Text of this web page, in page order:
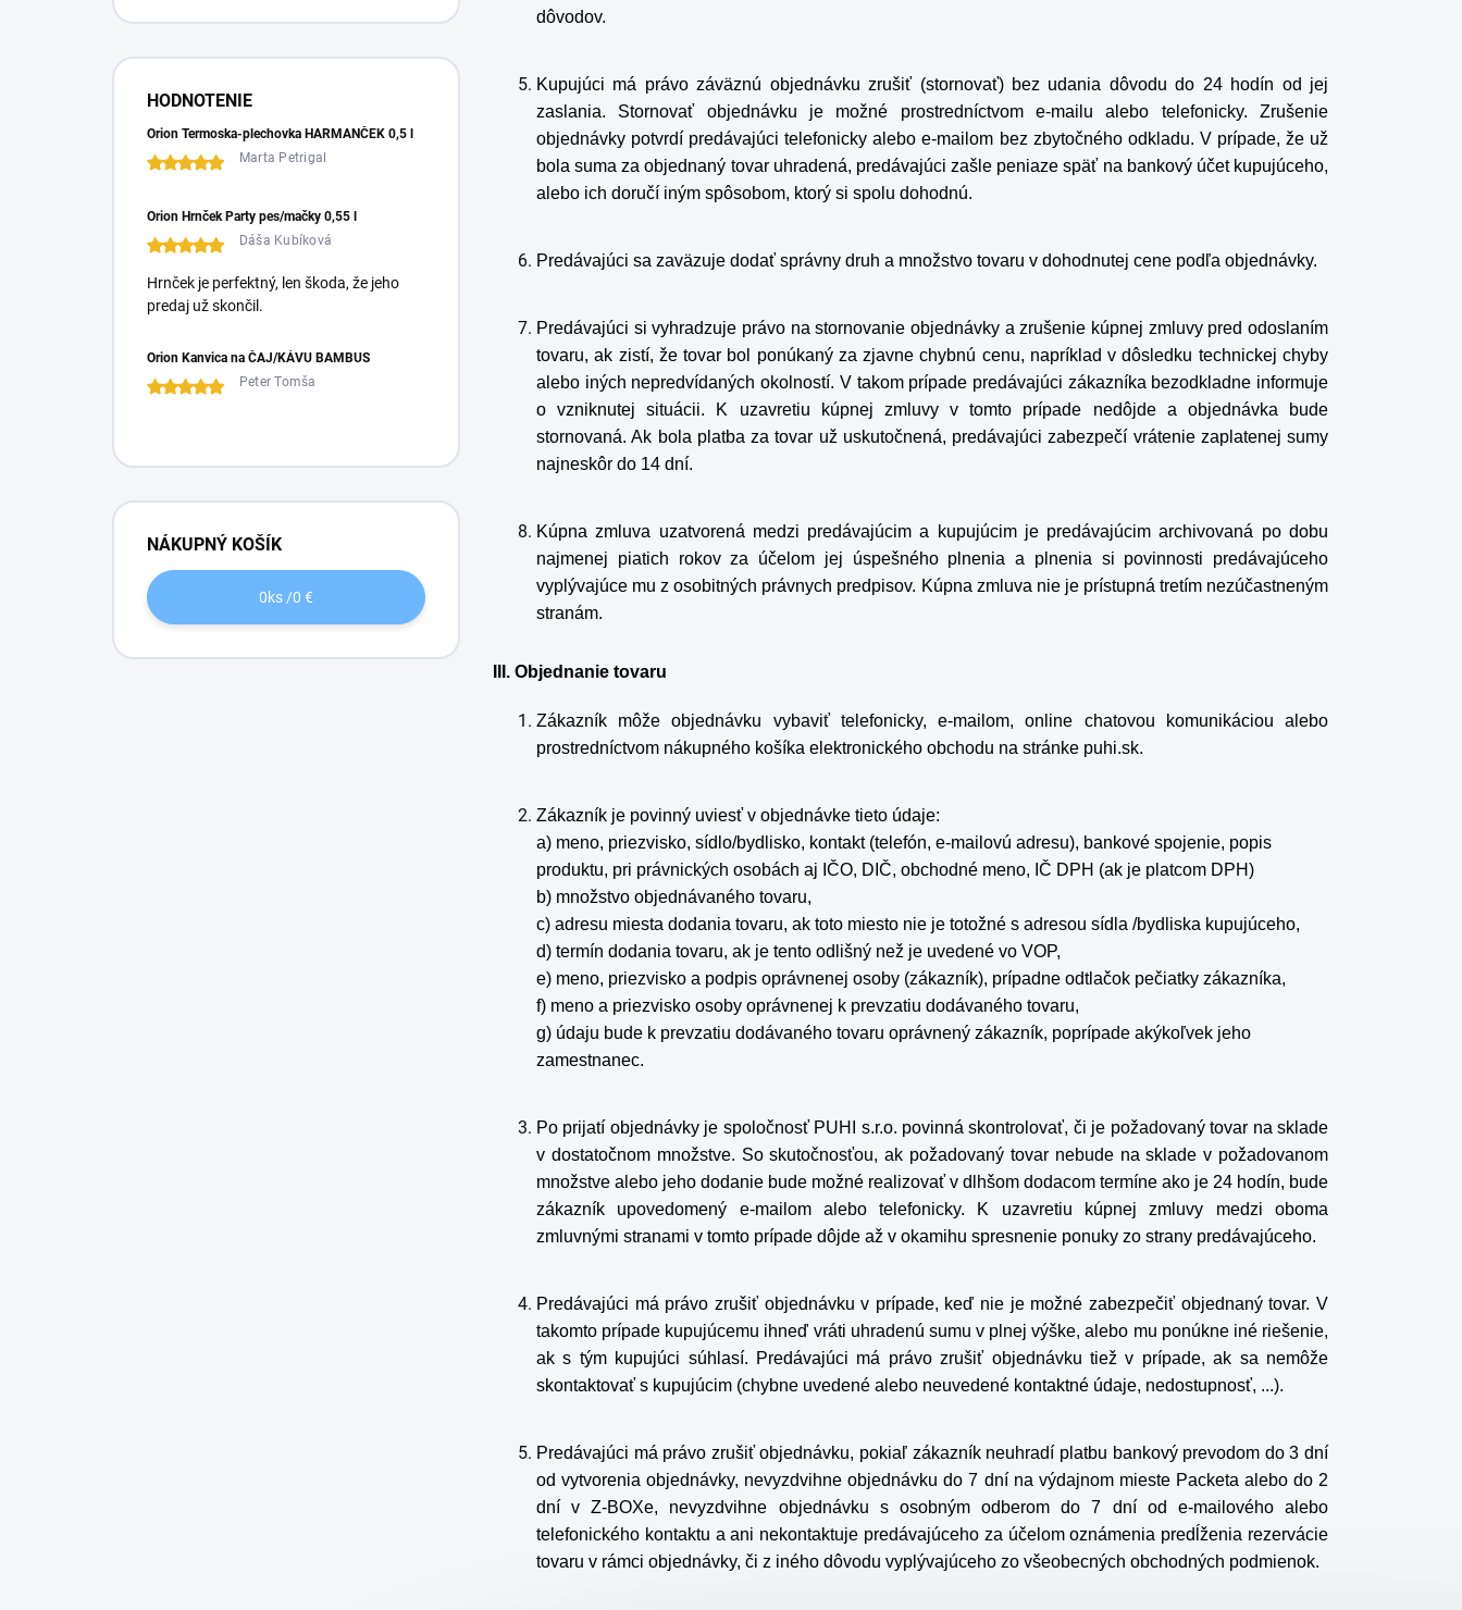
HODNOTENIE
Orion Termoska-plechovka HARMANČEK 0,5 l
Marta Petrigal
Orion Hrnček Party pes/mačky 0,55 l
Dáša Kubíková
Hrnček je perfektný, len škoda, že jeho
predaj už skončil.
Orion Kanvica na ČAJ/KÁVU BAMBUS
Peter Tomša
NÁKUPNÝ KOŠÍK
0ks /0 €
dôvodov.
Kupujúci má právo záväznú objednávku zrušiť (stornovať) bez udania dôvodu do 24 hodín od jej
zaslania. Stornovať objednávku je možné prostredníctvom e-mailu alebo telefonicky. Zrušenie
objednávky potvrdí predávajúci telefonicky alebo e-mailom bez zbytočného odkladu. V prípade, že už
bola suma za objednaný tovar uhradená, predávajúci zašle peniaze späť na bankový účet kupujúceho,
alebo ich doručí iným spôsobom, ktorý si spolu dohodnú.
Predávajúci sa zaväzuje dodať správny druh a množstvo tovaru v dohodnutej cene podľa objednávky.
Predávajúci si vyhradzuje právo na stornovanie objednávky a zrušenie kúpnej zmluvy pred odoslaním
tovaru, ak zistí, že tovar bol ponúkaný za zjavne chybnú cenu, napríklad v dôsledku technickej chyby
alebo iných nepredvídaných okolností. V takom prípade predávajúci zákazníka bezodkladne informuje
o vzniknutej situácii. K uzavretiu kúpnej zmluvy v tomto prípade nedôjde a objednávka bude
stornovaná. Ak bola platba za tovar už uskutočnená, predávajúci zabezpečí vrátenie zaplatenej sumy
najneskôr do 14 dní.
Kúpna zmluva uzatvorená medzi predávajúcim a kupujúcim je predávajúcim archivovaná po dobu
najmenej piatich rokov za účelom jej úspešného plnenia a plnenia si povinnosti predávajúceho
vyplývajúce mu z osobitných právnych predpisov. Kúpna zmluva nie je prístupná tretím nezúčastneným
stranám.
III. Objednanie tovaru
Zákazník môže objednávku vybaviť telefonicky, e-mailom, online chatovou komunikáciou alebo
prostredníctvom nákupného košíka elektronického obchodu na stránke puhi.sk.
Zákazník je povinný uviesť v objednávke tieto údaje:
a) meno, priezvisko, sídlo/bydlisko, kontakt (telefón, e-mailovú adresu), bankové spojenie, popis
produktu, pri právnických osobách aj IČO, DIČ, obchodné meno, IČ DPH (ak je platcom DPH)
b) množstvo objednávaného tovaru,
c) adresu miesta dodania tovaru, ak toto miesto nie je totožné s adresou sídla /bydliska kupujúceho,
d) termín dodania tovaru, ak je tento odlišný než je uvedené vo VOP,
e) meno, priezvisko a podpis oprávnenej osoby (zákazník), prípadne odtlačok pečiatky zákazníka,
f) meno a priezvisko osoby oprávnenej k prevzatiu dodávaného tovaru,
g) údaju bude k prevzatiu dodávaného tovaru oprávnený zákazník, poprípade akýkoľvek jeho
zamestnanec.
Po prijatí objednávky je spoločnosť PUHI s.r.o. povinná skontrolovať, či je požadovaný tovar na sklade
v dostatočnom množstve. So skutočnosťou, ak požadovaný tovar nebude na sklade v požadovanom
množstve alebo jeho dodanie bude možné realizovať v dlhšom dodacom termíne ako je 24 hodín, bude
zákazník upovedomený e-mailom alebo telefonicky. K uzavretiu kúpnej zmluvy medzi oboma
zmluvnými stranami v tomto prípade dôjde až v okamihu spresnenie ponuky zo strany predávajúceho.
Predávajúci má právo zrušiť objednávku v prípade, keď nie je možné zabezpečiť objednaný tovar. V
takomto prípade kupujúcemu ihneď vráti uhradenú sumu v plnej výške, alebo mu ponúkne iné riešenie,
ak s tým kupujúci súhlasí. Predávajúci má právo zrušiť objednávku tiež v prípade, ak sa nemôže
skontaktovať s kupujúcim (chybne uvedené alebo neuvedené kontaktné údaje, nedostupnosť, ...).
Predávajúci má právo zrušiť objednávku, pokiaľ zákazník neuhradí platbu bankový prevodom do 3 dní
od vytvorenia objednávky, nevyzdvihne objednávku do 7 dní na výdajnom mieste Packeta alebo do 2
dní v Z-BOXe, nevyzdvihne objednávku s osobným odberom do 7 dní od e-mailového alebo
telefonického kontaktu a ani nekontaktuje predávajúceho za účelom oznámenia predĺženia rezervácie
tovaru v rámci objednávky, či z iného dôvodu vyplývajúceho zo všeobecných obchodných podmienok.